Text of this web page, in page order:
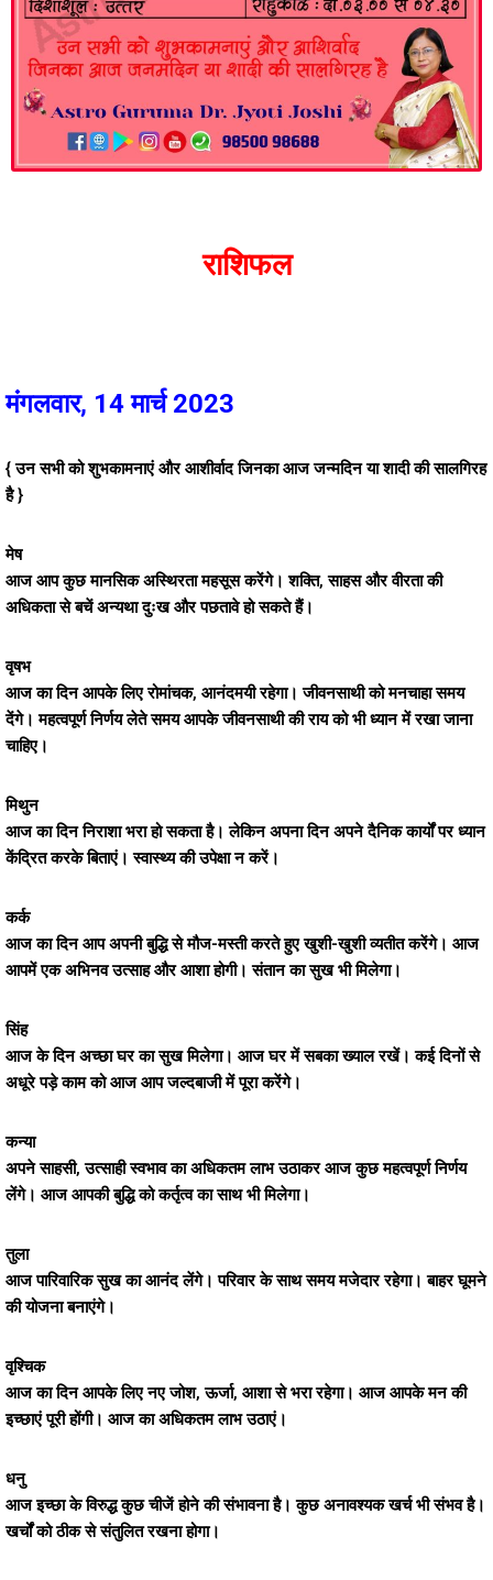
राशिफल
मंगलवार, 14 मार्च 2023
{ उन सभी को शुभकामनाएं और आशीर्वाद जिनका आज जन्मदिन या शादी की सालगिरह
है }
मेष
आज आप कुछ मानसिक अस्थिरता महसूस करेंगे। शक्ति, साहस और वीरता की
अधिकता से बचें अन्यथा दुःख और पछतावे हो सकते हैं।
वृषभ
आज का दिन आपके लिए रोमांचक, आनंदमयी रहेगा। जीवनसाथी को मनचाहा समय
देंगे। महत्वपूर्ण निर्णय लेते समय आपके जीवनसाथी की राय को भी ध्यान में रखा जाना
चाहिए।
मिथुन
आज का दिन निराशा भरा हो सकता है। लेकिन अपना दिन अपने दैनिक कार्यों पर ध्यान
केंद्रित करके बिताएं। स्वास्थ्य की उपेक्षा न करें।
कर्क
आज का दिन आप अपनी बुद्धि से मौज-मस्ती करते हुए खुशी-खुशी व्यतीत करेंगे। आज
आपमें एक अभिनव उत्साह और आशा होगी। संतान का सुख भी मिलेगा।
सिंह
आज के दिन अच्छा घर का सुख मिलेगा। आज घर में सबका ख्याल रखें। कई दिनों से
अधूरे पड़े काम को आज आप जल्दबाजी में पूरा करेंगे।
कन्या
अपने साहसी, उत्साही स्वभाव का अधिकतम लाभ उठाकर आज कुछ महत्वपूर्ण निर्णय
लेंगे। आज आपकी बुद्धि को कर्तृत्व का साथ भी मिलेगा।
तुला
आज पारिवारिक सुख का आनंद लेंगे। परिवार के साथ समय मजेदार रहेगा। बाहर घूमने
की योजना बनाएंगे।
वृश्चिक
आज का दिन आपके लिए नए जोश, ऊर्जा, आशा से भरा रहेगा। आज आपके मन की
इच्छाएं पूरी होंगी। आज का अधिकतम लाभ उठाएं।
धनु
आज इच्छा के विरुद्ध कुछ चीजें होने की संभावना है। कुछ अनावश्यक खर्च भी संभव है।
खर्चों को ठीक से संतुलित रखना होगा।